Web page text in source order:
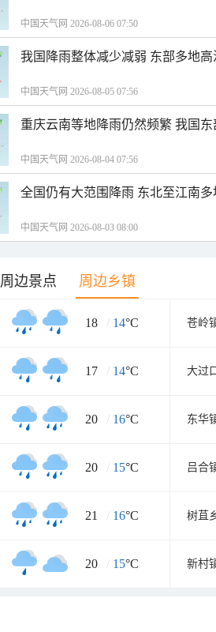
中国天气网 2026-08-06 07:50
我国降雨整体减少减弱 东部多地
中国天气网 2026-08-05 07:56
重庆云南等地降雨仍然频繁 我国
中国天气网 2026-08-04 07:56
全国仍有大范围降雨 东北至江南
中国天气网 2026-08-03 08:00
周边景点 周边乡镇
18 / 14°C 苍岭
17 / 14°C 大过
20 / 16°C 东华
20 / 15°C 吕合
21 / 16°C 树苴
20 / 15°C 新村